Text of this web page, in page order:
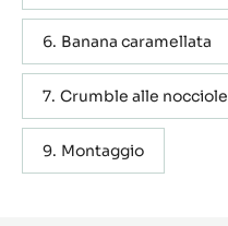
Banana caramellata
Crumble alle nocciole
Montaggio